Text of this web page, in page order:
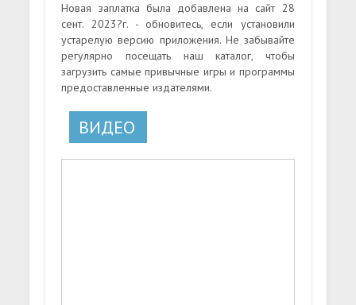
Новая заплатка была добавлена на сайт 28
сент. 2023?г. - обновитесь, если установили
устарелую версию приложения. Не забывайте
регулярно посещать наш каталог, чтобы
загрузить самые привычные игры и программы
предоставленные издателями.
ВИДЕО